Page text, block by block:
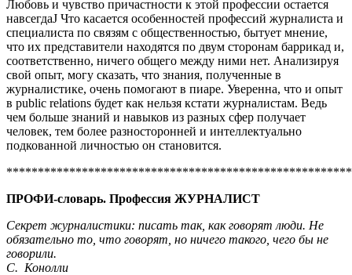
Любовь и чувство причастности к этой профессии остается
навсегдаJ Что касается особенностей профессий журналиста и
специалиста по связям с общественностью, бытует мнение,
что их представители находятся по двум сторонам баррикад и,
соответственно, ничего общего между ними нет. Анализируя
свой опыт, могу сказать, что знания, полученные в
журналистике, очень помогают в пиаре. Уверенна, что и опыт
в public relations будет как нельзя кстати журналистам. Ведь
чем больше знаний и навыков из разных сфер получает
человек, тем более разносторонней и интеллектуально
подкованной личностью он становится.
ПРОФИ-словарь. Профессия ЖУРНАЛИСТ
Секрет журналистики: писать так, как говорят люди. Не
обязательно то, что говорят, но ничего такого, чего бы не
говорили.
С. Конолли